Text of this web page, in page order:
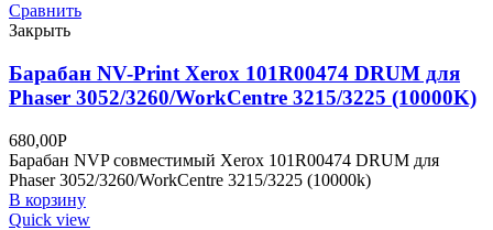
Сравнить
Закрыть
Барабан NV-Print Xerox 101R00474 DRUM для
Phaser 3052/3260/WorkCentre 3215/3225 (10000K)
680,00Р
Барабан NVP совместимый Xerox 101R00474 DRUM для
Phaser 3052/3260/WorkCentre 3215/3225 (10000k)
В корзину
Quick view